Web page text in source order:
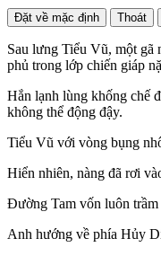
Đặt về mặc định Thoát
Sau lưng Tiểu Vũ, một gã
phủ trong lớp chiến giáp
Hắn lạnh lùng khống chế
không thể động đậy.
Tiểu Vũ với vòng bụng
Hiển nhiên, nàng đã rơi
Đường Tam vốn luôn trầm
Anh hướng về phía Hủy